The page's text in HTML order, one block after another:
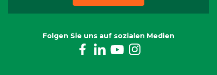
Folgen Sie uns auf sozialen Medien